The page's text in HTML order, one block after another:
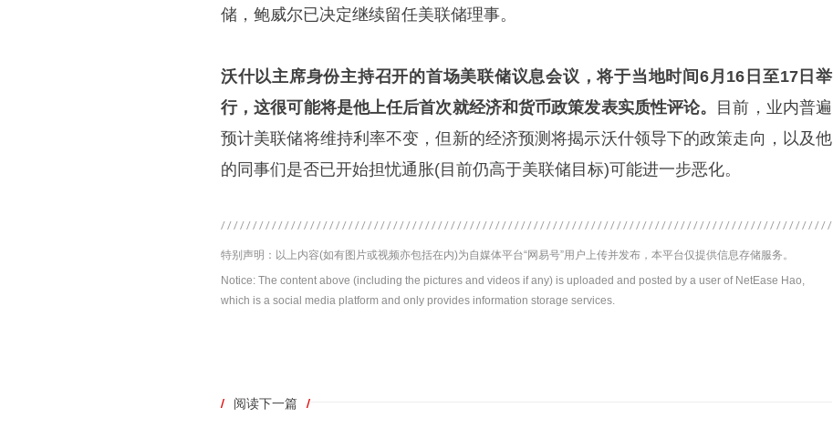
储，鲍威尔已决定继续留任美联储理事。
沃什以主席身份主持召开的首场美联储议息会议，将于当地时间6月16日至17日举
行，这很可能将是他上任后首次就经济和货币政策发表实质性评论。
目前，业内普遍
预计美联储将维持利率不变，但新的经济预测将揭示沃什领导下的政策走向，以及他
的同事们是否已开始担忧通胀(目前仍高于美联储目标)可能进一步恶化。
特别声明：以上内容(如有图片或视频亦包括在内)为自媒体平台“网易号”用户上传并发布，本平台仅提供信息存储服务。
Notice: The content above (including the pictures and videos if any) is uploaded and posted by a user of NetEase Hao,
which is a social media platform and only provides information storage services.
/ 阅读下一篇 /